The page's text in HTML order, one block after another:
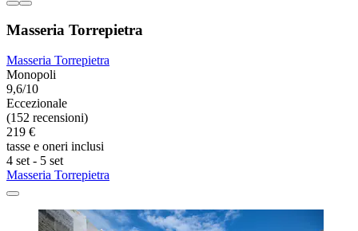
Masseria Torrepietra
Masseria Torrepietra
Monopoli
9,6/10
Eccezionale
(152 recensioni)
219 €
tasse e oneri inclusi
4 set - 5 set
Masseria Torrepietra